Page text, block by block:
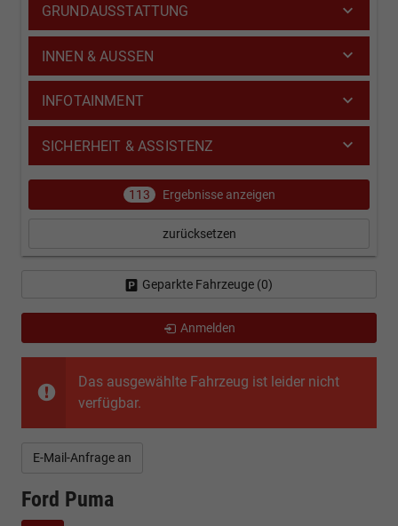
Das ausgewählte Fahrzeug ist leider nicht
verfügbar.
E-Mail-Anfrage an
Ford Puma
GRUNDAUSSTATTUNG
INNEN & AUSSEN
INFOTAINMENT
SICHERHEIT & ASSISTENZ
113 Ergebnisse anzeigen
zurücksetzen
Geparkte Fahrzeuge (0)
Anmelden